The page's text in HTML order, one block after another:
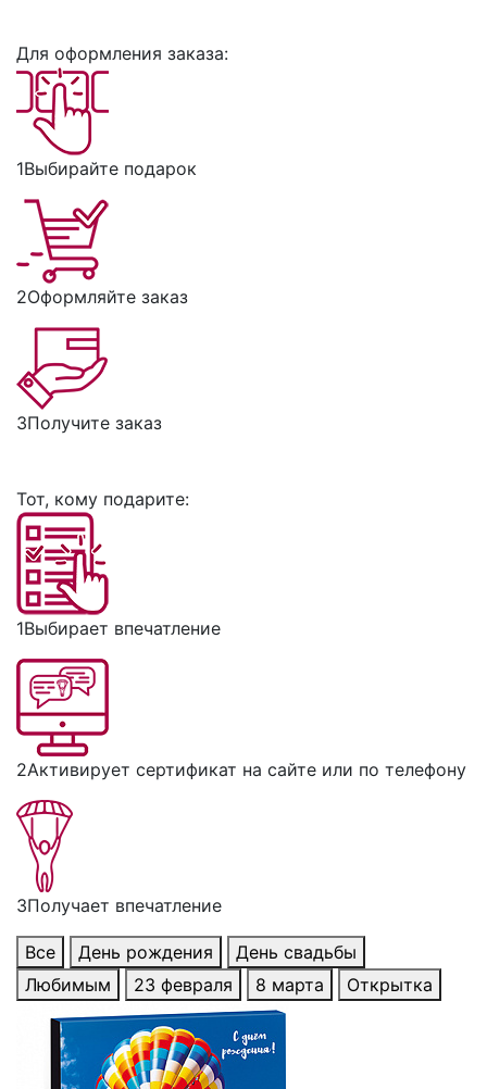
Для оформления заказа:
1Выбирайте подарок
2Оформляйте заказ
3Получите заказ
Тот, кому подарите:
1Выбирает впечатление
2Активирует сертификат на сайте или по телефону
3Получает впечатление
Все День рождения
День свадьбы
Любимым
23 февраля 8 марта Открытка